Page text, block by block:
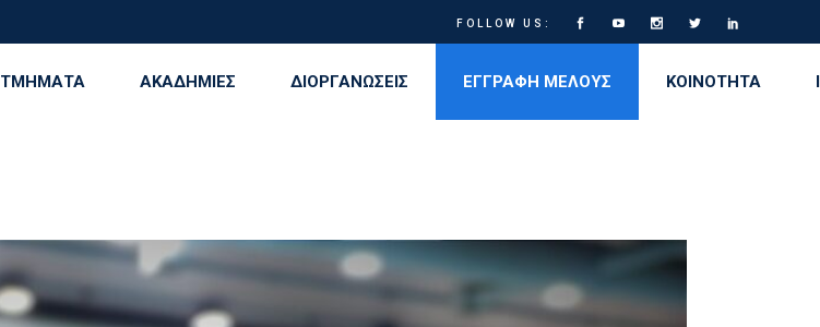
FOLLOW US:
ΤΜΗΜΑΤΑ
Πετοσφαίριση Ανδρών
Πετοσφαίριση Γυναικών
ΑΚΑΔΗΜΙΕΣ
Ακαδημία Στίβου
Ακαδημία Μπάσκετ
ΔΙΟΡΓΑΝΩΣΕΙΣ
Ζαχαριάδεια
ΕΓΓΡΑΦΗ ΜΕΛΟΥΣ ΚΟΙΝΟΤΗΤΑ